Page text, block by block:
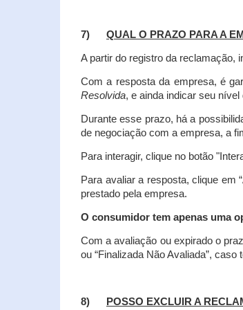
7) QUAL O PRAZO PARA A
A partir do registro da reclamação,
Com a resposta da empresa, é
Resolvida, e ainda indicar seu
Durante esse prazo, há a
de negociação com a empresa, a
Para interagir, clique no botão
Para avaliar a resposta, clique em
prestado pela empresa.
O consumidor tem apenas uma
Com a avaliação ou expirado o
ou “Finalizada Não Avaliada”,
8) POSSO EXCLUIR A